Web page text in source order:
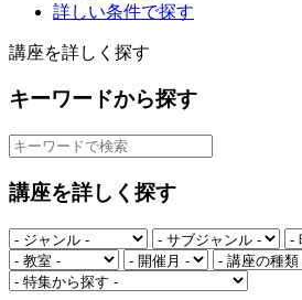
詳しい条件で探す
講座を詳しく探す
キーワードから探す
講座を詳しく探す